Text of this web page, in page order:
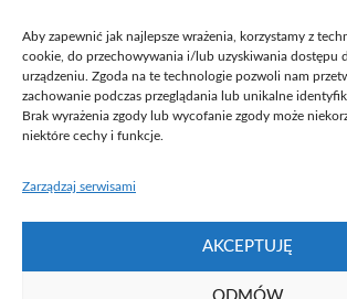
Aby zapewnić jak najlepsze wrażenia, korzystamy z
cookie, do przechowywania i/lub uzyskiwania dostępu
urządzeniu. Zgoda na te technologie pozwoli nam
zachowanie podczas przeglądania lub unikalne
Brak wyrażenia zgody lub wycofanie zgody może
niektóre cechy i funkcje.
Zarządzaj serwisami
AKCEPTUJĘ
ODMÓW
przydaje się w łamaniu desek czy cegieł.
Ta ogólnopolska edycja Festiwalu Nauki
Scenie stanowi krajowy etap
Science on Stage
portalu